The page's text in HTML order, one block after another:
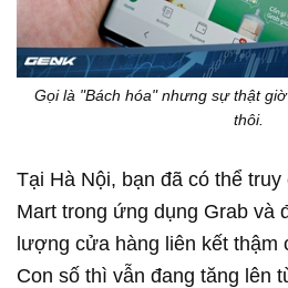
Gọi là "Bách hóa" nhưng sự thật
thôi.
Tại Hà Nội, bạn đã có thể
Mart trong ứng dụng Grab và
lượng cửa hàng liên kết thậm
Con số thì vẫn đang tăng lên